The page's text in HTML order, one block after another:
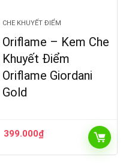
CHE KHUYẾT ĐIỂM
Oriflame – Kem Che
Khuyết Điểm
Oriflame Giordani
Gold
399.000₫